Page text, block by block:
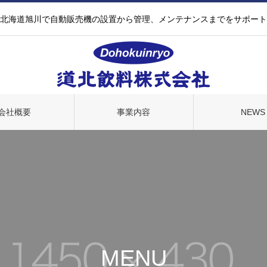
北海道旭川で自動販売機の設置から管理、メンテナンスまでをサポート
社概要 事業内容 NEWS
MENU